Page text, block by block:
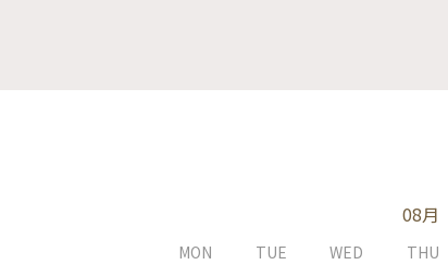
08月
MON TUE WED THU